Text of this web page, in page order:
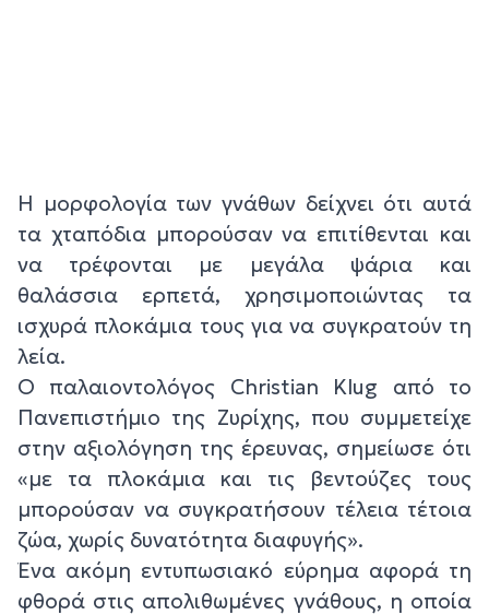
Η μορφολογία των γνάθων δείχνει ότι αυτά
τα χταπόδια μπορούσαν να επιτίθενται και
να τρέφονται με μεγάλα ψάρια και
θαλάσσια ερπετά, χρησιμοποιώντας τα
ισχυρά πλοκάμια τους για να συγκρατούν τη
λεία.
Ο παλαιοντολόγος Christian Klug από το
Πανεπιστήμιο της Ζυρίχης, που συμμετείχε
στην αξιολόγηση της έρευνας, σημείωσε ότι
«με τα πλοκάμια και τις βεντούζες τους
μπορούσαν να συγκρατήσουν τέλεια τέτοια
ζώα, χωρίς δυνατότητα διαφυγής».
Ένα ακόμη εντυπωσιακό εύρημα αφορά τη
φθορά στις απολιθωμένες γνάθους, η οποία